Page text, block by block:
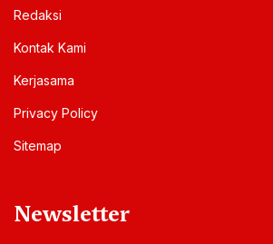
Redaksi
Kontak Kami
Kerjasama
Privacy Policy
Sitemap
Newsletter